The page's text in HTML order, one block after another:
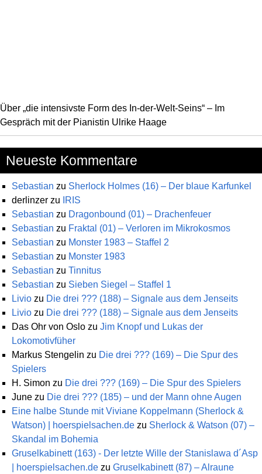
Über „die intensivste Form des In-der-Welt-Seins“ – Im
Gespräch mit der Pianistin Ulrike Haage
Neueste Kommentare
Sebastian zu Sherlock Holmes (16) – Der blaue Karfunkel
derlinzer zu
IRIS
Sebastian zu Dragonbound (01) – Drachenfeuer
Sebastian zu Fraktal (01) – Verloren im Mikrokosmos
Sebastian zu Monster 1983 – Staffel 2
Sebastian zu Monster 1983
Sebastian zu Tinnitus
Sebastian zu Sieben Siegel – Staffel 1
Livio zu Die drei ??? (188) – Signale aus dem Jenseits
Livio zu Die drei ??? (188) – Signale aus dem Jenseits
Das Ohr von Oslo zu Jim Knopf und Lukas der
Lokomotivfüher
Markus Stengelin zu Die drei ??? (169) – Die Spur des
Spielers
H. Simon zu Die drei ??? (169) – Die Spur des Spielers
June zu Die drei ??? (185) – und der Mann ohne Augen
Eine halbe Stunde mit Viviane Koppelmann (Sherlock &
Watson) | hoerspielsachen.de zu Sherlock & Watson (07) –
Skandal im Bohemia
Gruselkabinett (163) - Der letzte Wille der Stanislawa d´Asp
| hoerspielsachen.de zu Gruselkabinett (87) – Alraune